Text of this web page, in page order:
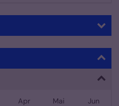
Apr Mai Jun